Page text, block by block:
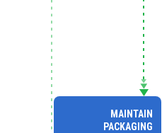
MAINTAIN
PACKAGING